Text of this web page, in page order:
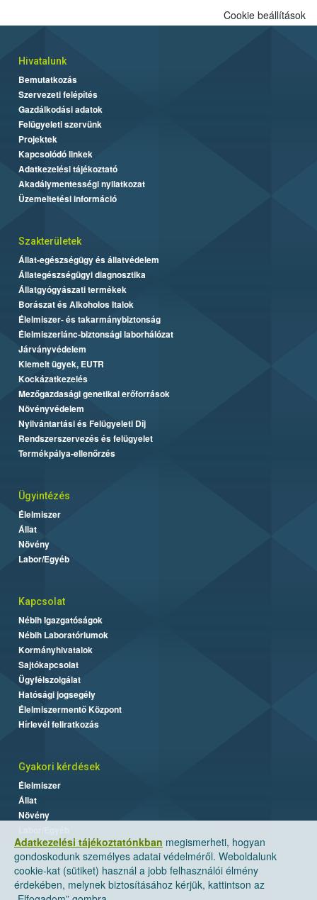
Adatkezelési tájékoztatónkban megismerheti, hogyan
gondoskodunk személyes adatai védelméről. Weboldalunk
cookie-kat (sütiket) használ a jobb felhasználói élmény
érdekében, melynek biztosításához kérjük, kattintson az
Cookie beállítások
Hivatalunk
Bemutatkozás
Szervezeti felépítés
Gazdálkodási adatok
Felügyeleti szervünk
Projektek
Kapcsolódó linkek
Adatkezelési tájékoztató
Akadálymentességi nyilatkozat
Üzemeltetési információ
Szakterületek
Állat-egészségügy és állatvédelem
Állategészségügyi diagnosztika
Állatgyógyászati termékek
Borászat és Alkoholos Italok
Élelmiszer- és takarmánybiztonság
Élelmiszerlánc-biztonsági laborhálózat
Járványvédelem
Kiemelt ügyek, EUTR
Kockázatkezelés
Mezőgazdasági genetikai erőforrások
Növényvédelem
Nyilvántartási és Felügyeleti Díj
Rendszerszervezés és felügyelet
Termékpálya-ellenőrzés
Ügyintézés
Élelmiszer
Állat
Növény
Labor/Egyéb
Kapcsolat
Nébih Igazgatóságok
Nébih Laboratóriumok
Kormányhivatalok
Sajtókapcsolat
Ügyfélszolgálat
Hatósági jogsegély
Élelmiszermentő Központ
Hírlevél feliratkozás
Gyakori kérdések
Élelmiszer
Állat
Növény